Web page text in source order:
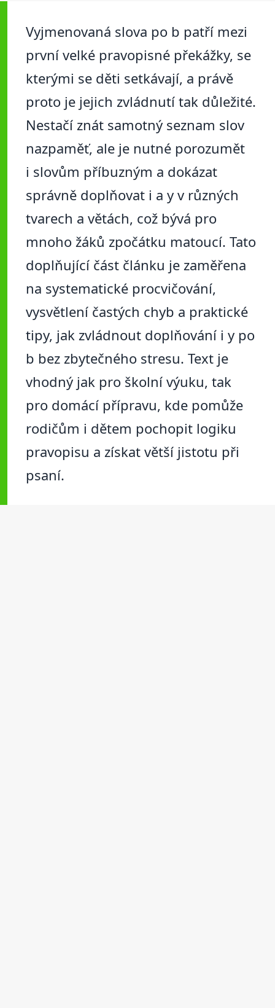
Vyjmenovaná slova po b patří mezi
první velké pravopisné překážky, se
kterými se děti setkávají, a právě
proto je jejich zvládnutí tak důležité.
Nestačí znát samotný seznam slov
nazpaměť, ale je nutné porozumět
i slovům příbuzným a dokázat
správně doplňovat i a y v různých
tvarech a větách, což bývá pro
mnoho žáků zpočátku matoucí. Tato
doplňující část článku je zaměřena
na systematické procvičování,
vysvětlení častých chyb a praktické
tipy, jak zvládnout doplňování i y po
b bez zbytečného stresu. Text je
vhodný jak pro školní výuku, tak
pro domácí přípravu, kde pomůže
rodičům i dětem pochopit logiku
pravopisu a získat větší jistotu při
psaní.